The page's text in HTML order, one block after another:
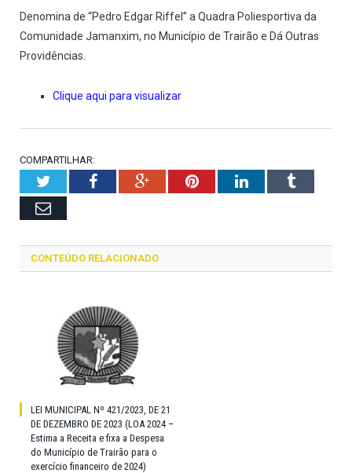
Denomina de “Pedro Edgar Riffel” a Quadra Poliesportiva da
Comunidade Jamanxim, no Município de Trairão e Dá Outras
Providências.
Clique aqui para visualizar
COMPARTILHAR:
TwitterFacebookGoogle+PinterestLinkedInTumblr
Email
CONTEÚDO RELACIONADO
LEI MUNICIPAL Nº 421/2023, DE 21
DE DEZEMBRO DE 2023 (LOA 2024 –
Estima a Receita e fixa a Despesa
do Município de Trairão para o
exercício financeiro de 2024)